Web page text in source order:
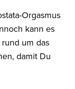
Orgasmus
kann es
um das
damit Du